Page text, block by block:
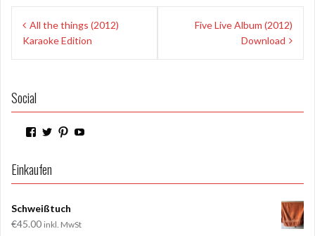
Beitragsnavigation
All the things (2012)
Karaoke Edition
Five Live Album (2012)
Download
Social
Profil
auf
Facebook
anzeigen
Profil
anzeigen
Profil
anzeigen
anzeigen
Einkaufen
Schweißtuch
€45.00 inkl. MwSt